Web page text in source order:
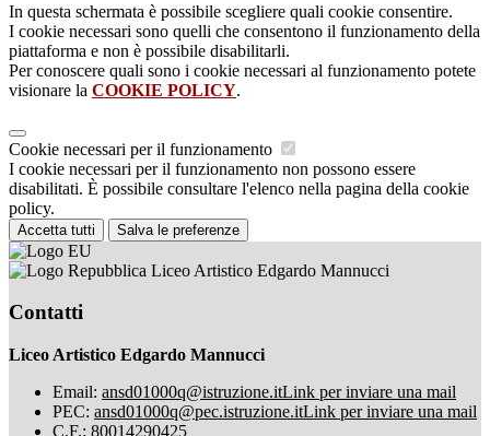
In questa schermata è possibile scegliere quali cookie consentire.
I cookie necessari sono quelli che consentono il funzionamento della
piattaforma e non è possibile disabilitarli.
Per conoscere quali sono i cookie necessari al funzionamento potete
visionare la COOKIE POLICY.
Cookie necessari per il funzionamento
I cookie necessari per il funzionamento non possono essere
disabilitati. È possibile consultare l'elenco nella pagina della cookie
policy.
Accetta tutti Salva le preferenze
Liceo Artistico Edgardo Mannucci
Contatti
Liceo Artistico Edgardo Mannucci
Email: ansd01000q@istruzione.itLink per inviare una mail
PEC: ansd01000q@pec.istruzione.itLink per inviare una mail
C.F.: 80014290425